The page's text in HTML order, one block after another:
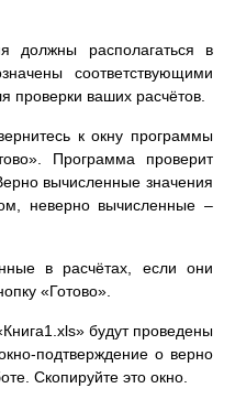
должны располагаться в
соответствующими
проверки ваших расчётов.
к окну программы
Программа проверит
вычисленные значения
неверно вычисленные –
в расчётах, если они
«Готово».
будут проведены
подтверждение о верно
Скопируйте это окно.